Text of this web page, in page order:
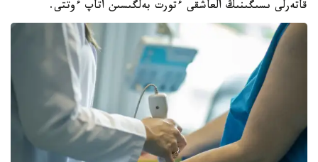
قاتەرلى ىسىگىنىڭ العاشقى ءتورت بەلگىسىن اتاپ ءوتتى.